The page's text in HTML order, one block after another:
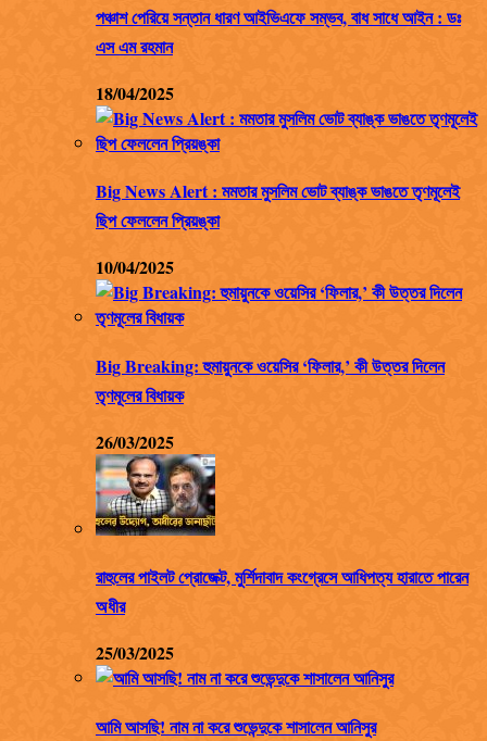
পঞ্চাশ পেরিয়ে সন্তান ধারণ আইভিএফে সম্ভব, বাধ সাধে আইন : ডঃ
এস এম রহমান
18/04/2025
Big News Alert : মমতার মুসলিম ভোট ব্যাঙ্ক ভাঙতে তৃণমূলেই
ছিপ ফেললেন প্রিয়ঙ্কা
10/04/2025
Big Breaking: হুমায়ুনকে ওয়েসির ‘ফিলার,’ কী উত্তর দিলেন
তৃণমূলের বিধায়ক
26/03/2025
রাহুলের পাইলট প্রোজেক্ট, মুর্শিদাবাদ কংগ্রেসে আধিপত্য হারাতে পারেন
অধীর
25/03/2025
আমি আসছি! নাম না করে শুভেন্দুকে শাসালেন আনিসুর